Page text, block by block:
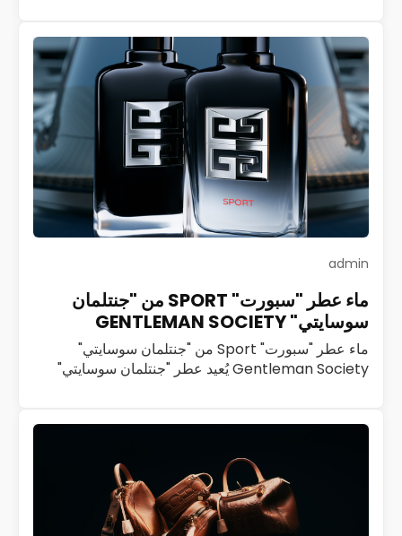
admin
ماء عطر "سبورت" SPORT من "جنتلمان
سوسايتي" GENTLEMAN SOCIETY
ماء عطر "سبورت" Sport من "جنتلمان سوسايتي"
Gentleman Society يُعيد عطر "جنتلمان سوسايتي"
2023 على تنمية هذا…
اقرأ المزيد